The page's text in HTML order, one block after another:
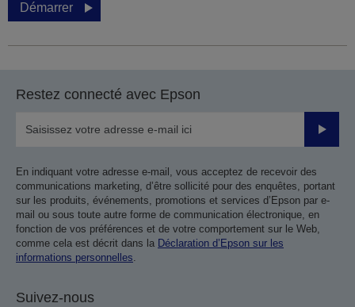
Démarrer
Restez connecté avec Epson
Valider
En indiquant votre adresse e-mail, vous acceptez de recevoir des
communications marketing, d’être sollicité pour des enquêtes, portant
sur les produits, événements, promotions et services d’Epson par e-
mail ou sous toute autre forme de communication électronique, en
fonction de vos préférences et de votre comportement sur le Web,
comme cela est décrit dans la Déclaration d’Epson sur les
informations personnelles.
Suivez-nous